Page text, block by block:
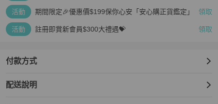
活動 期間限定🎉優惠價$199保你心安「安心購正貨鑑定」 領取
活動 註冊即賞新會員$300大禮遇💝 領取
付款方式
配送說明